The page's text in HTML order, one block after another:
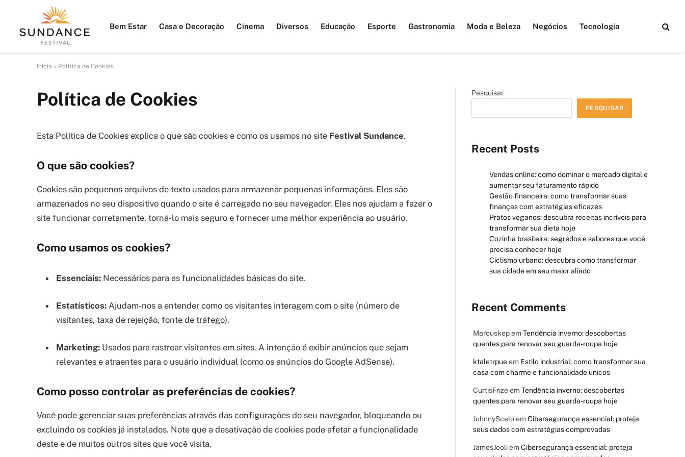
Bem Estar Casa e Decoração Cinema Diversos Educação Esporte Gastronomia Moda e Beleza Negócios Tecnologia
Início » Política de Cookies
Política de Cookies
Esta Política de Cookies explica o que são cookies e como os usamos no site Festival Sundance.
O que são cookies?
Cookies são pequenos arquivos de texto usados para armazenar pequenas informações. Eles são
armazenados no seu dispositivo quando o site é carregado no seu navegador. Eles nos ajudam a fazer o
site funcionar corretamente, torná-lo mais seguro e fornecer uma melhor experiência ao usuário.
Como usamos os cookies?
Essenciais: Necessários para as funcionalidades básicas do site.
Estatísticos: Ajudam-nos a entender como os visitantes interagem com o site (número de
visitantes, taxa de rejeição, fonte de tráfego).
Marketing: Usados para rastrear visitantes em sites. A intenção é exibir anúncios que sejam
relevantes e atraentes para o usuário individual (como os anúncios do Google AdSense).
Como posso controlar as preferências de cookies?
Você pode gerenciar suas preferências através das configurações do seu navegador, bloqueando ou
excluindo os cookies já instalados. Note que a desativação de cookies pode afetar a funcionalidade
deste e de muitos outros sites que você visita.
Pesquisar
PESQUISAR
Recent Posts
Vendas online: como dominar o mercado digital e
aumentar seu faturamento rápido
Gestão financeira: como transformar suas
finanças com estratégias eficazes
Pratos veganos: descubra receitas incríveis para
transformar sua dieta hoje
Cozinha brasileira: segredos e sabores que você
precisa conhecer hoje
Ciclismo urbano: descubra como transformar
sua cidade em seu maior aliado
Recent Comments
MarcuskepemTendência inverno: descobertas
quentes para renovar seu guarda-roupa hoje
ktaletrpueem Estilo industrial: como transformar sua
casa com charme e funcionalidade únicos
CurtisFrizeemTendência inverno: descobertas
quentes para renovar seu guarda-roupa hoje
JohnnySceloemCibersegurança essencial: proteja
seus dados com estratégias comprovadas
JamesJeoliemCibersegurança essencial: proteja